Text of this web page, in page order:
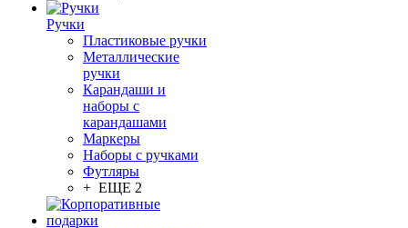
Ручки
Пластиковые ручки
Металлические
ручки
Карандаши и
наборы с
карандашами
Маркеры
Наборы с ручками
Футляры
+ ЕЩЕ 2